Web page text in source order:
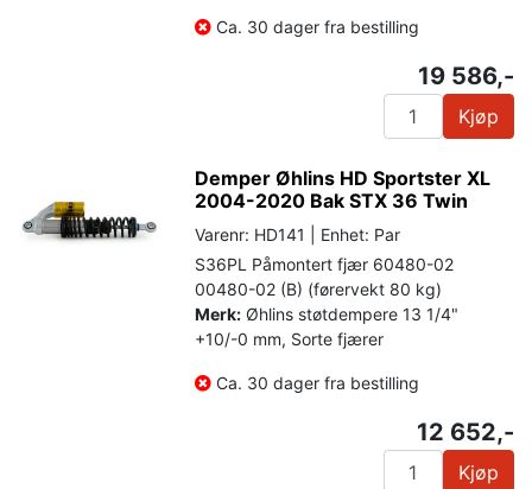
Ca. 30 dager fra bestilling
19 586,-
Kjøp
Demper Øhlins HD Sportster XL
2004-2020 Bak STX 36 Twin
Varenr: HD141 | Enhet: Par
S36PL Påmontert fjær 60480-02
00480-02 (B) (førervekt 80 kg)
Merk: Øhlins støtdempere 13 1/4"
+10/-0 mm, Sorte fjærer
Ca. 30 dager fra bestilling
12 652,-
Kjøp